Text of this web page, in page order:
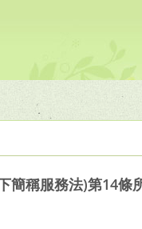
簡稱服務法)第14